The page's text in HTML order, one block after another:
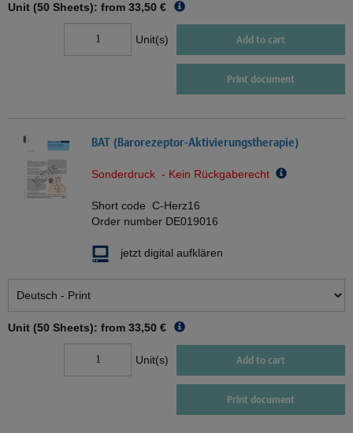
Unit (50 Sheets): from 33,50 €
Unit(s) Add to cart
Print document
BAT (Barorezeptor-Aktivierungstherapie)
Sonderdruck - Kein Rückgaberecht
Short code C-Herz16
Order number DE019016
jetzt digital aufklären
Unit (50 Sheets): from 33,50 €
Unit(s) Add to cart
Print document